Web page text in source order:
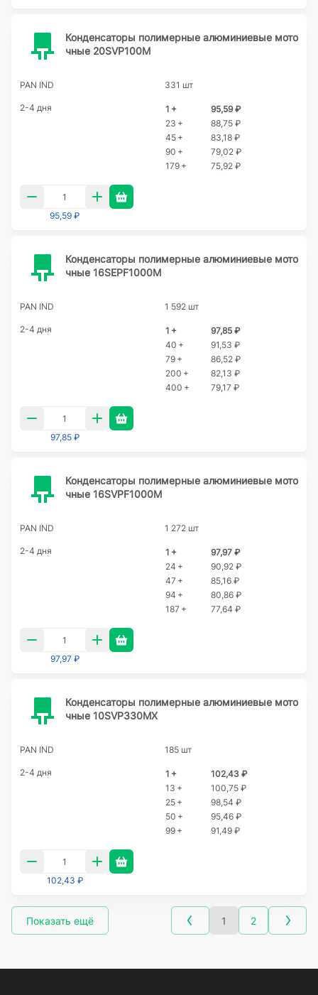
Конденсаторы полимерные алюминиевые мото
чные 20SVP100M
PAN IND 331 шт
2-4 дня 1 +
95,59 ₽
23 +
88,75 ₽
45 +
83,18 ₽
90 +
79,02 ₽
179 +
75,92 ₽
95,59 ₽
Конденсаторы полимерные алюминиевые мото
чные 16SEPF1000M
PAN IND 1 592 шт
2-4 дня 1 +
97,85 ₽
40 +
91,53 ₽
79 +
86,52 ₽
200 +
82,13 ₽
400 +
79,17 ₽
97,85 ₽
Конденсаторы полимерные алюминиевые мото
чные 16SVPF1000M
PAN IND 1 272 шт
2-4 дня 1 +
97,97 ₽
24 +
90,92 ₽
47 +
85,16 ₽
94 +
80,86 ₽
187 +
77,64 ₽
97,97 ₽
Конденсаторы полимерные алюминиевые мото
чные 10SVP330MX
PAN IND 185 шт
2-4 дня 1 +
102,43 ₽
13 +
100,75 ₽
25 +
98,54 ₽
50 +
95,46 ₽
99 +
91,49 ₽
102,43 ₽
Показать ещё 1 2